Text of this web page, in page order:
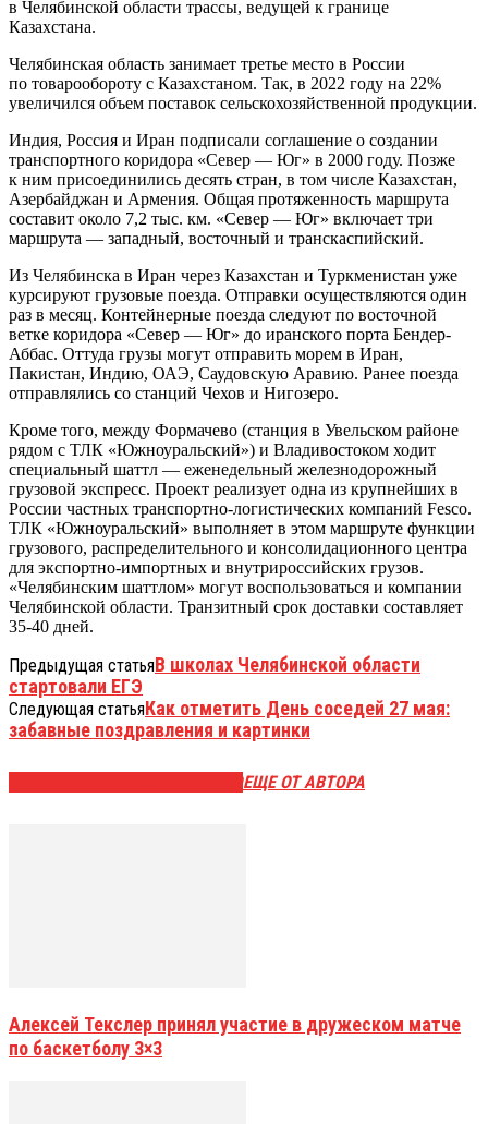
в Челябинской области трассы, ведущей к границе
Казахстана.
Челябинская область занимает третье место в России
по товарообороту с Казахстаном. Так, в 2022 году на 22%
увеличился объем поставок сельскохозяйственной продукции.
Индия, Россия и Иран подписали соглашение о создании
транспортного коридора «Север — Юг» в 2000 году. Позже
к ним присоединились десять стран, в том числе Казахстан,
Азербайджан и Армения. Общая протяженность маршрута
составит около 7,2 тыс. км. «Север — Юг» включает три
маршрута — западный, восточный и транскаспийский.
Из Челябинска в Иран через Казахстан и Туркменистан уже
курсируют грузовые поезда. Отправки осуществляются один
раз в месяц. Контейнерные поезда следуют по восточной
ветке коридора «Север — Юг» до иранского порта Бендер-
Аббас. Оттуда грузы могут отправить морем в Иран,
Пакистан, Индию, ОАЭ, Саудовскую Аравию. Ранее поезда
отправлялись со станций Чехов и Нигозеро.
Кроме того, между Формачево (станция в Увельском районе
рядом с ТЛК «Южноуральский») и Владивостоком ходит
специальный шаттл — еженедельный железнодорожный
грузовой экспресс. Проект реализует одна из крупнейших в
России частных транспортно-логистических компаний Fesco.
ТЛК «Южноуральский» выполняет в этом маршруте функции
грузового, распределительного и консолидационного центра
для экспортно-импортных и внутрироссийских грузов.
«Челябинским шаттлом» могут воспользоваться и компании
Челябинской области. Транзитный срок доставки составляет
35-40 дней.
Предыдущая статьяВ школах Челябинской области
стартовали ЕГЭ
Следующая статьяКак отметить День соседей 27 мая:
забавные поздравления и картинки
ЕЩЕ ОТ АВТОРА
Алексей Текслер принял участие в дружеском матче
по баскетболу 3×3